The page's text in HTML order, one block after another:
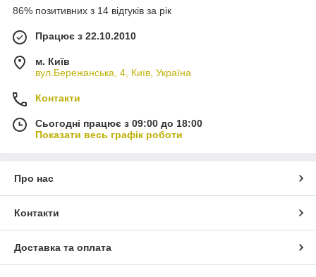
86% позитивних з 14 відгуків за рік
Працює з 22.10.2010
м. Київ
вул.Бережанська, 4, Київ, Україна
Контакти
Сьогодні працює з 09:00 до 18:00
Показати весь графік роботи
Про нас
Контакти
Доставка та оплата